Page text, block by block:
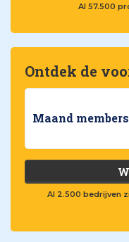
Al 57.500
Ontdek de
Maand
Al 2.500 bedrijven